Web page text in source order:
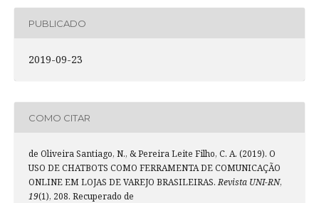
PUBLICADO
2019-09-23
COMO CITAR
de Oliveira Santiago, N., & Pereira Leite Filho, C. A. (2019). O
USO DE CHATBOTS COMO FERRAMENTA DE COMUNICAÇÃO
ONLINE EM LOJAS DE VAREJO BRASILEIRAS.Revista UNI-RN,
19(1), 208. Recuperado de